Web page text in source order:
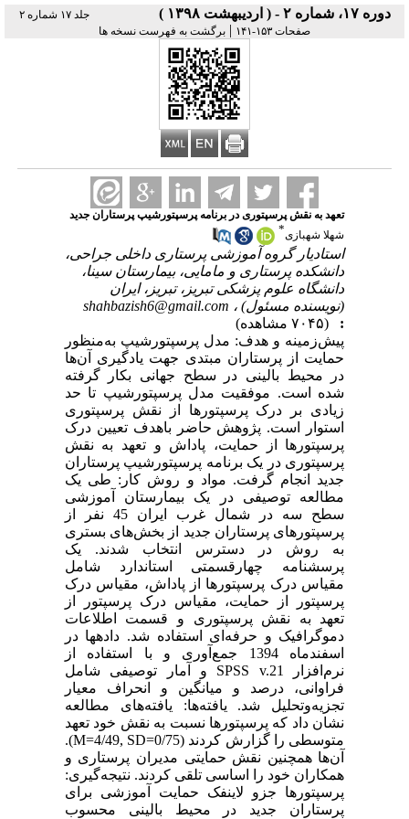
دوره ۱۷، شماره ۲ - ( اردیبهشت ۱۳۹۸ )
جلد ۱۷ شماره ۲
صفحات ۱۵۳-۱۴۱
| برگشت به فهرست نسخه ها
تعهد به نقش پرسپتوری در برنامه پرسپتورشیپ پرستاران جدید
شهلا شهبازی*
استادیار گروه آموزشی پرستاری داخلی جراحی،
دانشکده پرستاری و مامایی، بیمارستان سینا،
دانشگاه علوم پزشکی تبریز، تبریز، ایران
(نویسنده مسئول) ، shahbazish6@gmail.com
:
(۷۰۴۵ مشاهده)
پیش‌زمینه و هدف: مدل پرسپتورشیپ به‌منظور
حمایت از پرستاران مبتدی جهت یادگیری آن‌ها
در محیط بالینی در سطح جهانی بکار گرفته
شده است. موفقیت مدل پرسپتورشیپ تا حد
زیادی بر درک پرسپتورها از نقش پرسپتوری
استوار است. پژوهش حاضر باهدف تعیین درک
پرسپتورها از حمایت، پاداش و تعهد به نقش
پرسپتوری در یک برنامه پرسپتورشیپ پرستاران
جدید انجام گرفت. مواد و روش‌ کار: طی یک
مطالعه توصیفی در یک بیمارستان آموزشی
سطح سه در شمال غرب ایران 45 نفر از
پرسپتورهای پرستاران جدید از بخش‌های بستری
به روش در دسترس انتخاب شدند. یک
پرسشنامه چهارقسمتی استاندارد شامل
مقیاس درک پرسپتورها از پاداش، مقیاس درک
پرسپتور از حمایت، مقیاس درک پرسپتور از
تعهد به نقش پرسپتوری و قسمت اطلاعات
دموگرافیک و حرفه‌ای استفاده شد. داده­ها در
اسفندماه 1394 جمع‌آوری و با استفاده از
نرم‌افزار SPSS v.21 و آمار توصیفی شامل
فراوانی، درصد و میانگین و انحراف معیار
تجزیه‌وتحلیل شد. یافته‌ها: یافته‌های مطالعه
نشان داد که پرسپتورها نسبت به نقش خود تعهد
متوسطی را گزارش کردند (M=4/49, SD=0/75).
آن‌ها همچنین نقش حمایتی مدیران پرستاری و
همکاران خود را اساسی تلقی کردند. نتیجه‌گیری:
پرسپتورها جزو لاینفک حمایت آموزشی برای
پرستاران جدید در محیط بالینی محسوب